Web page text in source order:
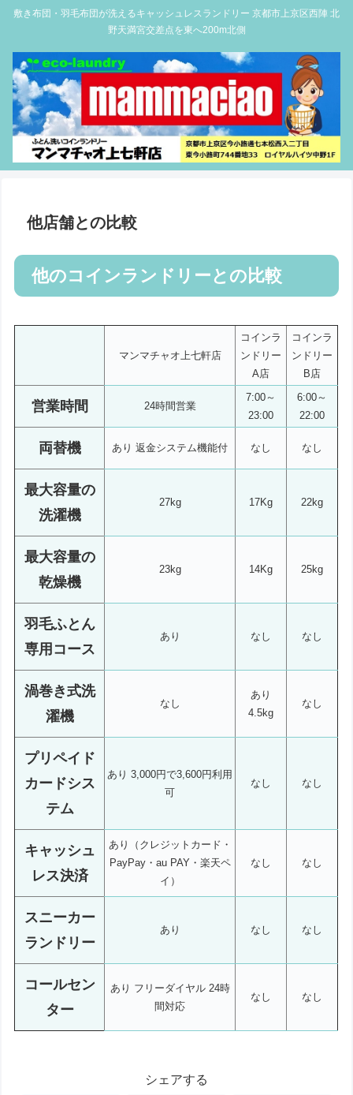
敷き布団・羽毛布団が洗えるキャッシュレスランドリー 京都市上京区西陣 北
野天満宮交差点を東へ200m北側
他店舗との比較
他のコインランドリーとの比較
マンマチャオ上七軒店
コインラ
ンドリー
A店
コインラ
ンドリー
B店
営業時間 24時間営業
7:00～
23:00
6:00～
22:00
両替機 あり 返金システム機能付 なし なし
最大容量の
洗濯機
27kg 17Kg 22kg
最大容量の
乾燥機
23kg 14Kg 25kg
羽毛ふとん
専用コース
あり なし なし
渦巻き式洗
濯機
なし
あり
4.5kg
なし
プリペイド
カードシス
テム
あり 3,000円で3,600円利用
可
なし なし
キャッシュ
レス決済
あり（クレジットカード・
PayPay・au PAY・楽天ペ
イ）
なし なし
スニーカー
ランドリー
あり なし なし
コールセン
ター
あり フリーダイヤル 24時
間対応
なし なし
シェアする